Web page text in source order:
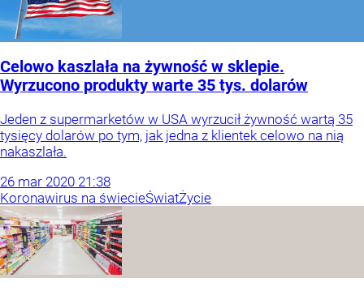
Celowo kaszlała na żywność w sklepie.
Wyrzucono produkty warte 35 tys. dolarów
Jeden z supermarketów w USA wyrzucił żywność wartą 35
tysięcy dolarów po tym, jak jedna z klientek celowo na nią
nakaszlała.
26 mar 2020 21:38
Koronawirus na świecieŚwiatŻycie